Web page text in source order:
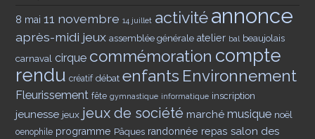
8 mai 11 novembre 14 juillet activitéannonce
après-midi jeux assemblée générale atelier bal beaujolais
carnaval cirque commémoration compte
rendu créatif débat enfants Environnement
Fleurissement fête gymnastique informatique inscription
jeunesse jeux jeux de société marché musique noël
oenophile programme Pâques randonnée repas salon des